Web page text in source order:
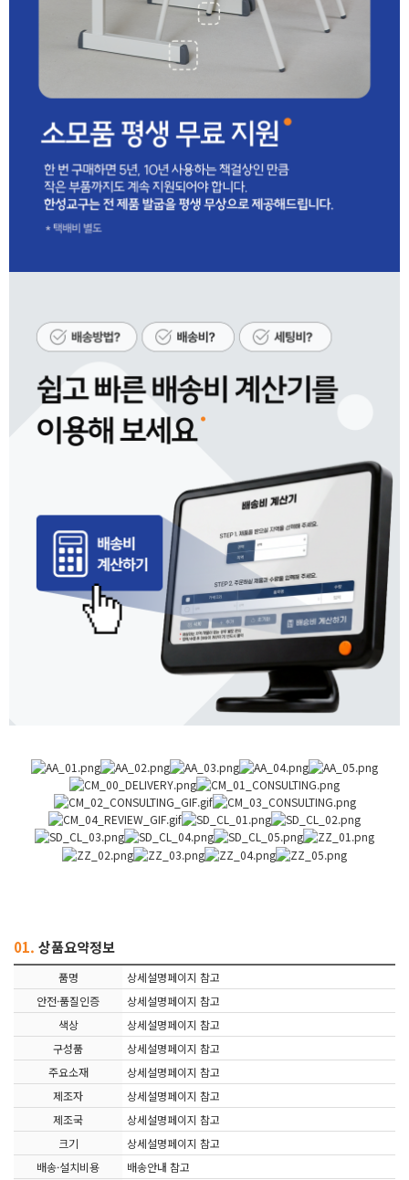
01. 상품요약정보
품명
상세설명페이지 참고
안전·품질인증
상세설명페이지 참고
색상
상세설명페이지 참고
구성품
상세설명페이지 참고
주요소재
상세설명페이지 참고
제조자
상세설명페이지 참고
제조국
상세설명페이지 참고
크기
상세설명페이지 참고
배송·설치비용
배송안내 참고